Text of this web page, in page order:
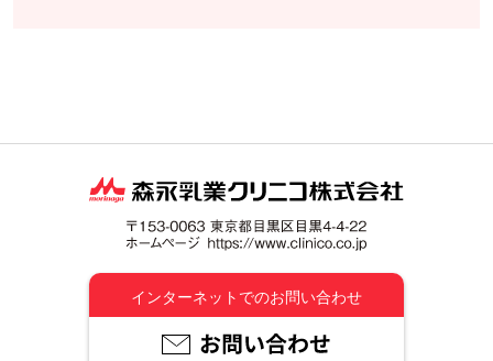
インターネットでのお問い合わせ